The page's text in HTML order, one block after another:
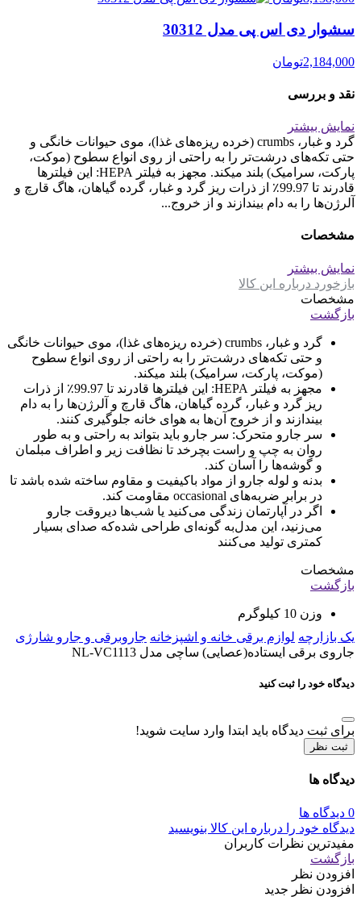
سشوار دی اس پی مدل 30312
2,184,000تومان
نقد و بررسی
نمایش بیشتر
گرد و غبار، crumbs (خرده ریزه‌های غذا)، موی حیوانات خانگی و
حتی تکه‌های درشت‌تر را به راحتی از روی انواع سطوح (موکت،
پارکت، سرامیک) بلند میکند. مجهز به فیلتر HEPA: این فیلترها
قادرند تا 99.97٪ از ذرات ریز گرد و غبار، گرده گیاهان، هاگ قارچ و
آلرژن‌ها را به دام بیندازند و از خروج...
مشخصات
نمایش بیشتر
بازخورد درباره این کالا
مشخصات
بازگشت
گرد و غبار، crumbs (خرده ریزه‌های غذا)، موی حیوانات خانگی
و حتی تکه‌های درشت‌تر را به راحتی از روی انواع سطوح
(موکت، پارکت، سرامیک) بلند میکند.
مجهز به فیلتر HEPA: این فیلترها قادرند تا 99.97٪ از ذرات
ریز گرد و غبار، گرده گیاهان، هاگ قارچ و آلرژن‌ها را به دام
بیندازند و از خروج آن‌ها به هوای خانه جلوگیری کنند.
سر جارو متحرک: سر جارو باید بتواند به راحتی و به طور
روان به چپ و راست بچرخد تا نظافت زیر و اطراف مبلمان
و گوشه‌ها را آسان کند.
بدنه و لوله جارو از مواد باکیفیت و مقاوم ساخته شده باشد تا
در برابر ضربه‌های occasional مقاومت کند.
اگر در آپارتمان زندگی می‌کنید یا شب‌ها دیروقت جارو
می‌زنید، این مدل‌به گونه‌ای طراحی شده‌که صدای بسیار
کمتری تولید می‌کنند
مشخصات
بازگشت
وزن 10 کیلوگرم
یک بازارچه لوازم برقی خانه و اشپزخانه جاروبرقی و جارو شارژی
جاروی برقی ایستاده(عصایی) ساچی مدل NL-VC1113
دیدگاه خود را ثبت کنید
برای ثبت دیدگاه باید ابتدا وارد سایت شوید!
ثبت نظر
دیدگاه ها
0 دیدگاه ها
دیدگاه خود را درباره این کالا بنویسید
مفیدترین نظرات کاربران
بازگشت
افزودن نظر
افزودن نظر جدید